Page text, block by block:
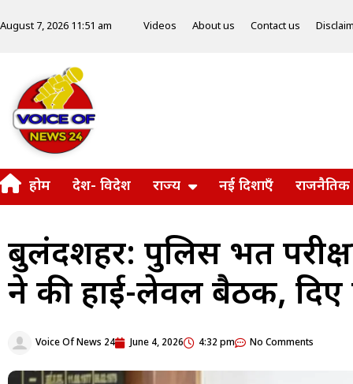
August 7, 2026 11:51 am Videos About us Contact us
होम देश- विदेश राज्य नई दिशाएँ राजनैतिक
बुलंदशहर: पुलिस भर्ती
ने की हाई-लेवल बैठक, दिए
Voice Of News 24 June 4, 2026 4:32 pm No Comments